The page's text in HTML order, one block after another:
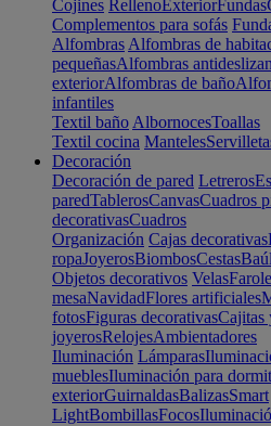
Cojines RellenoExteriorFundas
Complementos para sofás
Alfombras Alfombras de
pequeñasAlfombras
exteriorAlfombras de baño
infantiles
Textil baño AlbornocesToallas
Textil cocina Manteles
Decoración
Decoración de pared Letreros
paredTablerosCanvasCuadros
decorativasCuadros
Organización Cajas decorativas
ropaJoyerosBiombosCestas
Objetos decorativos Velas
mesaNavidadFlores artificiales
fotosFiguras decorativasCajitas
joyerosRelojesAmbientadores
Iluminación Lámparas
mueblesIluminación para
exteriorGuirnaldasBalizasSmart
LightBombillasFocos